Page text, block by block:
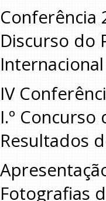
Conferência
Discurso do
IV
I.º
Resultados
Fotografias